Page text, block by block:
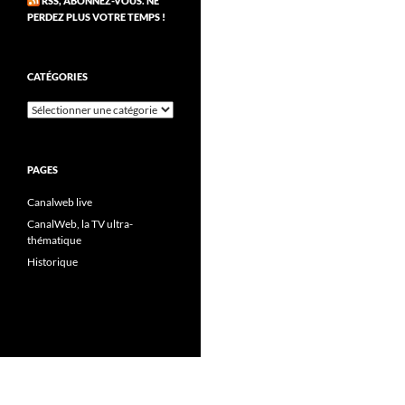
PERDEZ PLUS VOTRE TEMPS !
CATÉGORIES
Catégories
PAGES
Canalweb live
CanalWeb, la TV ultra-
thématique
Historique